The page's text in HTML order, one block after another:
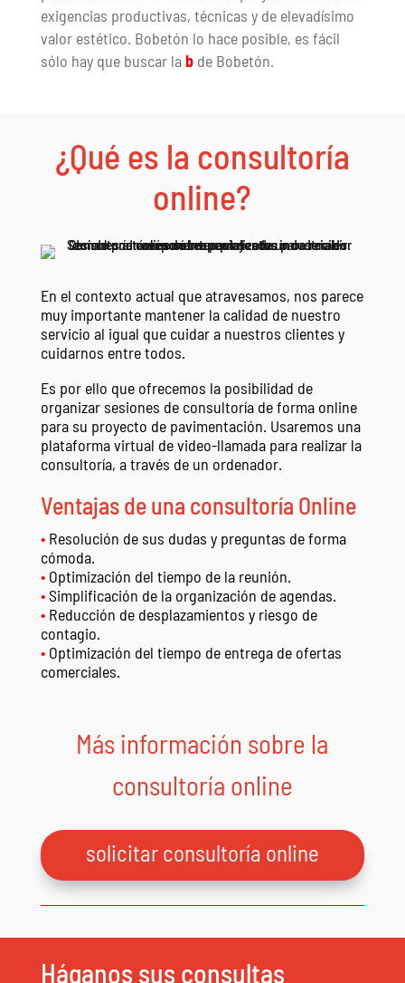
exigencias productivas, técnicas y de elevadísimo
valor estético. Bobetón lo hace posible, es fácil
sólo hay que buscar labde Bobetón.
¿Qué es la consultoría
online?
En el contexto actual que atravesamos, nos parece
muy importante mantener la calidad de nuestro
servicio al igual que cuidar a nuestros clientes y
cuidarnos entre todos.
Es por ello que ofrecemos la posibilidad de
organizar sesiones de consultoría de forma online
para su proyecto de pavimentación. Usaremos una
plataforma virtual de video-llamada para realizar la
consultoría, a través de un ordenador.
Ventajas de una consultoría Online
•Resolución de sus dudas y preguntas de forma
cómoda.
•Optimización del tiempo de la reunión.
•Simplificación de la organización de agendas.
•Reducción de desplazamientos y riesgo de
contagio.
•Optimización del tiempo de entrega de ofertas
comerciales.
Más información sobre la
consultoría online
solicitar consultoría online
Háganos sus consultas